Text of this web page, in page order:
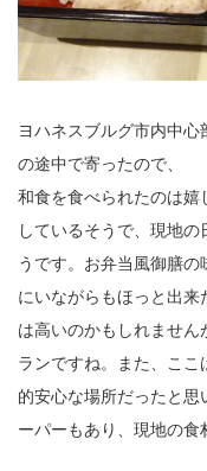
ヨハネスブルグ市内中
の途中で寄ったので、
和食を食べられたのは
しているそうで、現地
うです。お弁当風御膳
にいながらもほっと出来
は高いのかもしれません
ランですね。また、こ
的安心な場所だったと思
ーパーもあり、現地の食